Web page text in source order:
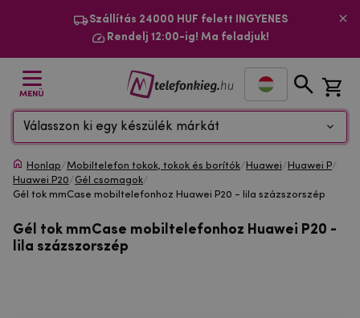
Szállítás 24000 HUF felett INGYENES
Rendelj 12:00-ig! Ma feladjuk!
MENÜ
Válasszon ki egy készülék márkát
Honlap/Mobiltelefon tokok, tokok és borítók/ Huawei/ Huawei P/
Huawei P20/Gél csomagok/
Gél tok mmCase mobiltelefonhoz Huawei P20 - lila százszorszép
Gél tok mmCase mobiltelefonhoz Huawei P20 -
lila százszorszép